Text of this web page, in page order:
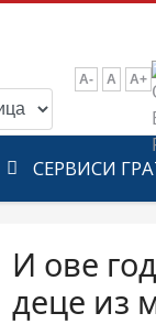
A- A A+
СЕРВИСИ
И ове
деце из